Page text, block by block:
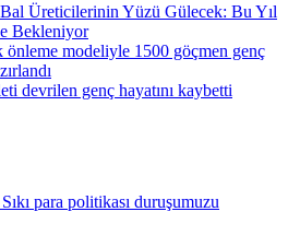
Üreticilerinin Yüzü Gülecek: Bu Yıl
Bekleniyor
önleme modeliyle 1500 göçmen genç
devrilen genç hayatını kaybetti
para politikası duruşumuzu